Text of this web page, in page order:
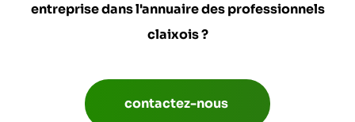
entreprise dans l'annuaire des professionnels
claixois ?
contactez-nous